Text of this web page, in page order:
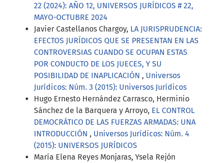
22 (2024): AÑO 12, UNIVERSOS JURÍDICOS # 22,
MAYO-OCTUBRE 2024
Javier Castellanos Chargoy, LA JURISPRUDENCIA:
EFECTOS JURÍDICOS QUE SE PRESENTAN EN LAS
CONTROVERSIAS CUANDO SE OCUPAN ESTAS
POR CONDUCTO DE LOS JUECES, Y SU
POSIBILIDAD DE INAPLICACIÓN , Universos
Jurídicos: Núm. 3 (2015): Universos Jurídicos
Hugo Ernesto Hernández Carrasco, Herminio
Sánchez de la Barquera y Arroyo, EL CONTROL
DEMOCRÁTICO DE LAS FUERZAS ARMADAS: UNA
INTRODUCCIÓN , Universos Jurídicos: Núm. 4
(2015): UNIVERSOS JURÍDICOS
María Elena Reyes Monjaras, Ysela Rejón